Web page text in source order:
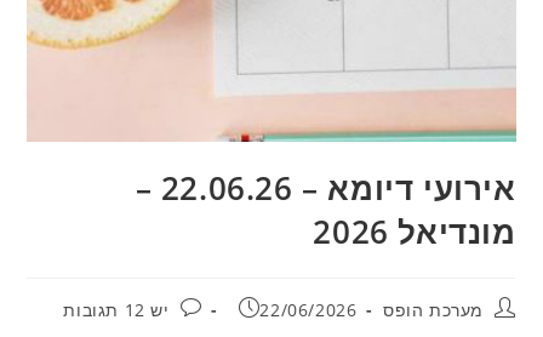
אירועי דיומא – 22.06.26 –
מונדיאל 2026
מחבר:מערכת הופס פורסם:
22/06/2026 תגובות:
יש 12 תגובות